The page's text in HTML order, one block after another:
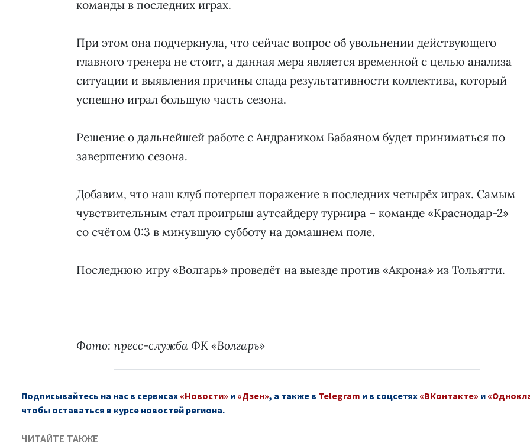
команды в последних играх.
При этом она подчеркнула, что сейчас вопрос об увольнении действующего
главного тренера не стоит, а данная мера является временной с целью анализа
ситуации и выявления причины спада результативности коллектива, который
успешно играл большую часть сезона.
Решение о дальнейшей работе с Андраником Бабаяном будет приниматься по
завершению сезона.
Добавим, что наш клуб потерпел поражение в последних четырёх играх. Самым
чувствительным стал проигрыш аутсайдеру турнира – команде «Краснодар-2»
со счётом 0:3 в минувшую субботу на домашнем поле.
Последнюю игру «Волгарь» проведёт на выезде против «Акрона» из Тольятти.
Фото: пресс-служба ФК «Волгарь»
Подписывайтесь на нас в сервисах «Новости» и «Дзен», а также в Telegram и в соцсетях «ВКонтакте» и
чтобы оставаться в курсе новостей региона.
ЧИТАЙТЕ ТАКЖЕ